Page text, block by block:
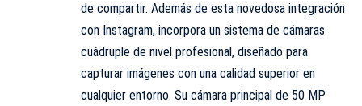
de compartir. Además de esta novedosa integración
con Instagram, incorpora un sistema de cámaras
cuádruple de nivel profesional, diseñado para
capturar imágenes con una calidad superior en
cualquier entorno. Su cámara principal de 50 MP